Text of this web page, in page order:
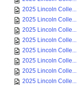
2025 Lincoln Colle...
2025 Lincoln Colle...
2025 Lincoln Colle...
2025 Lincoln Colle...
2025 Lincoln Colle...
2025 Lincoln Colle...
2025 Lincoln Colle...
2025 Lincoln Colle...